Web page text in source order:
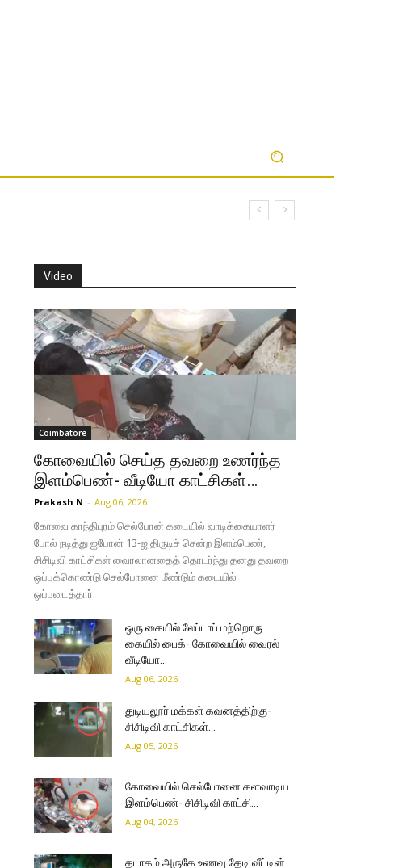
Video
Coimbatore
கோவையில் செய்த தவறை உணர்ந்த
இளம்பெண்- வீடியோ காட்சிகள்…
Prakash N - Aug 06, 2026
கோவை காந்திபுரம் செல்போன் கடையில் வாடிக்கையாளர்
போல் நடித்து ஐபோன் 13-ஐ திருடிச் சென்ற இளம்பெண்,
சிசிடிவி காட்சிகள் வைரலானதைத் தொடர்ந்து தனது தவறை
ஒப்புக்கொண்டு செல்போனை மீண்டும் கடையில்
ஒப்படைத்தார்.
ஒரு கையில் லேப்டாப் மற்றொரு
கையில் பைக்- கோவையில் வைரல்
வீடியோ…
Aug 06, 2026
துடியலூர் மக்கள் கவனத்திற்கு-
சிசிடிவி காட்சிகள்…
Aug 05, 2026
கோவையில் செல்போனை களவாடிய
இளம்பெண்- சிசிடிவி காட்சி…
Aug 04, 2026
தடாகம் அருகே உணவு தேடி வீட்டின்